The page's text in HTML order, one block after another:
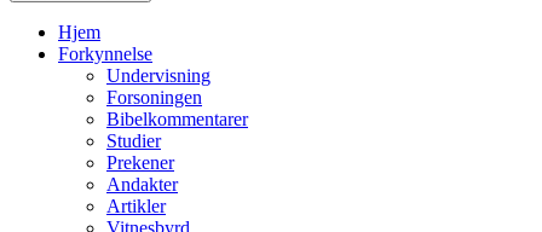
Hjem
Forkynnelse
Undervisning
Forsoningen
Bibelkommentarer
Studier
Prekener
Andakter
Artikler
Vitnesbyrd